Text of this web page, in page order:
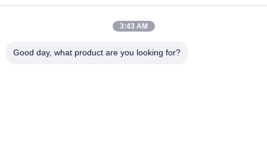
3:43 AM
Good day, what product are you looking for?